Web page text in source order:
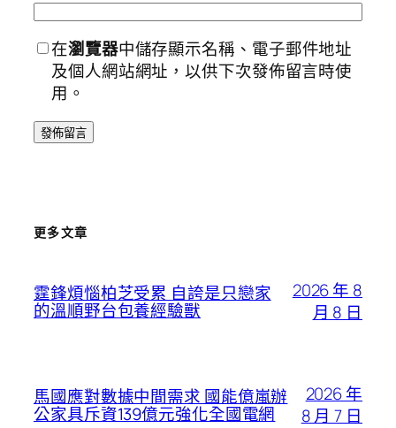
在瀏覽器中儲存顯示名稱、電子郵件地址
及個人網站網址，以供下次發佈留言時使
用。
更多文章
霆鋒煩惱柏芝受累 自誇是只戀家
的溫順野台包養經驗獸
2026 年 8
月 8 日
馬國應對數據中間需求 國能億嵐辦
公家具斥資139億元強化全國電網
2026 年
8 月 7 日